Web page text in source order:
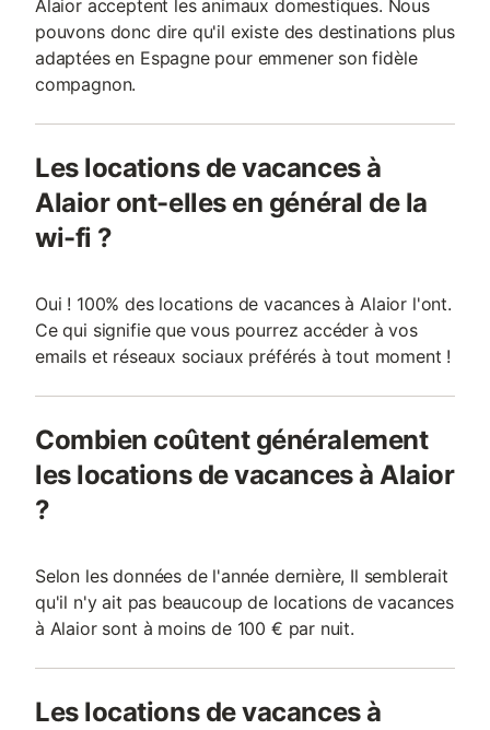
Alaior acceptent les animaux domestiques. Nous
pouvons donc dire qu'il existe des destinations plus
adaptées en Espagne pour emmener son fidèle
compagnon.
Les locations de vacances à
Alaior ont-elles en général de la
wi-fi ?
Oui ! 100% des locations de vacances à Alaior l'ont.
Ce qui signifie que vous pourrez accéder à vos
emails et réseaux sociaux préférés à tout moment !
Combien coûtent généralement
les locations de vacances à Alaior
?
Selon les données de l'année dernière, Il semblerait
qu'il n'y ait pas beaucoup de locations de vacances
à Alaior sont à moins de 100 € par nuit.
Les locations de vacances à